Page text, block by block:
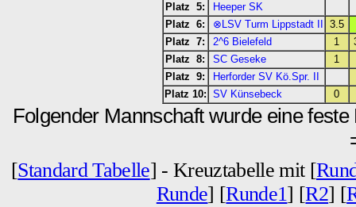
Platz 5:
Heeper SK
Platz 6:
⊗LSV Turm Lippstadt II
3.5
Platz 7:
2^6 Bielefeld 1
Platz 8:
SC Geseke
1
Platz 9:
Herforder SV Kö.Spr. II
Platz 10: SV Künsebeck 0
Folgender Mannschaft wurde eine
[Standard Tabelle] - Kreuztabelle mit [
Runde] [Runde1] [R2] [